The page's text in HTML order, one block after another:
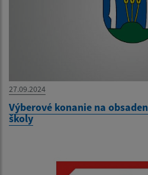
27.09.2024
Výberové konanie na
školy